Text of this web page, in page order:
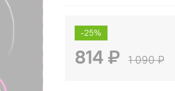
-25%
814 ₽ 1 090 ₽